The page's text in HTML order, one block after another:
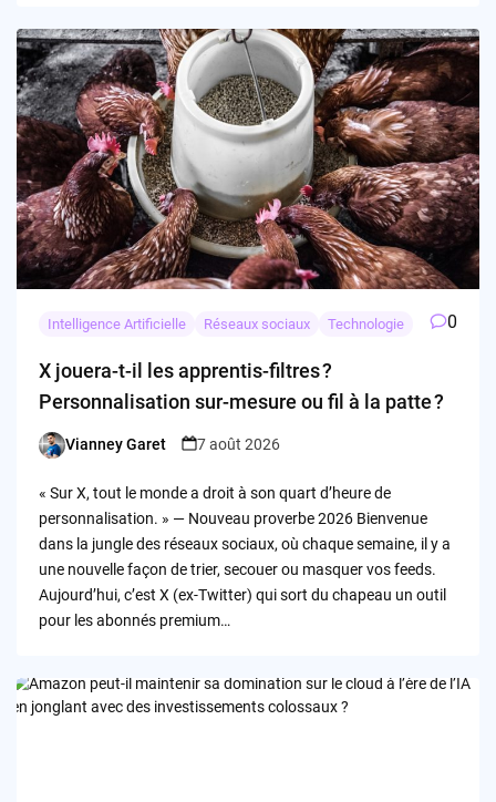
Intelligence Artificielle Réseaux sociaux Technologie 0
X jouera-t-il les apprentis-filtres ?
Personnalisation sur-mesure ou fil à la patte ?
Posted
Vianney Garet 7 août 2026
« Sur X, tout le monde a droit à son quart d’heure de
personnalisation. » — Nouveau proverbe 2026 Bienvenue
dans la jungle des réseaux sociaux, où chaque semaine, il y a
une nouvelle façon de trier, secouer ou masquer vos feeds.
Aujourd’hui, c’est X (ex-Twitter) qui sort du chapeau un outil
pour les abonnés premium…